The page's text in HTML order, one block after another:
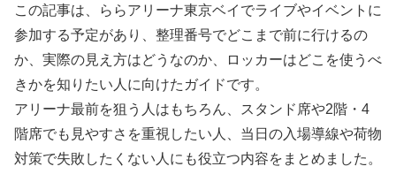
この記事は、ららアリーナ東京ベイでライブやイベントに
参加する予定があり、整理番号でどこまで前に行けるの
か、実際の見え方はどうなのか、ロッカーはどこを使うべ
きかを知りたい人に向けたガイドです。
アリーナ最前を狙う人はもちろん、スタンド席や2階・4
階席でも見やすさを重視したい人、当日の入場導線や荷物
対策で失敗したくない人にも役立つ内容をまとめました。